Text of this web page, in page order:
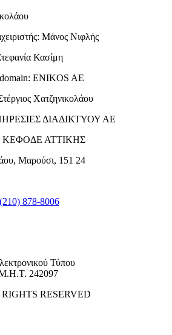
Μάνος Νιφλής
Κασίμη
ENIKOS AE
Χατζηνικολάου
ΔΙΑΔΙΚΤΥΟΥ ΑΕ
ΚΕΦΟΔΕ ΑΤΤΙΚΗΣ
Μαρούσι, 151 24
878-8006
Τύπου
Μ.Η.Τ. 242097
RESERVED